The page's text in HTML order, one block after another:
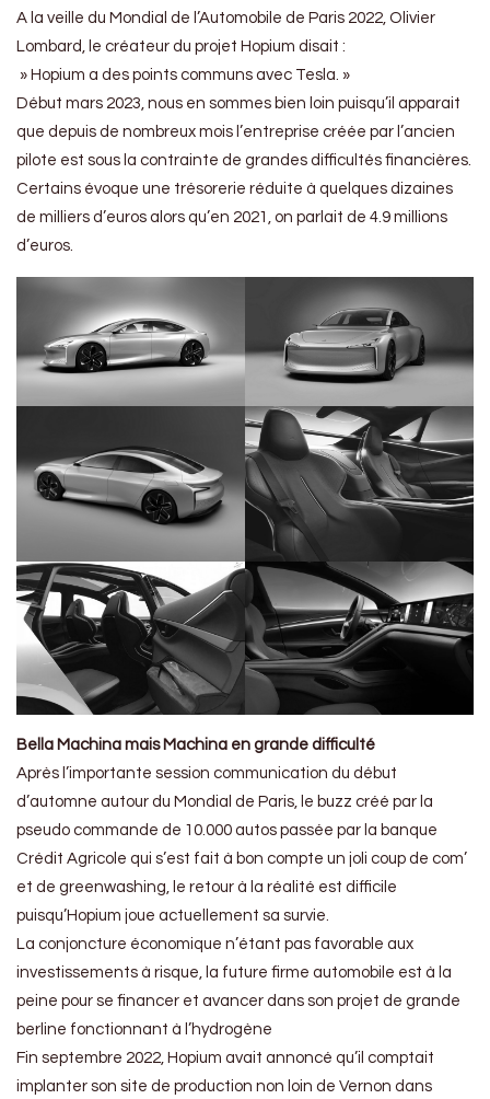
A la veille du Mondial de l’Automobile de Paris 2022, Olivier
Lombard, le créateur du projet Hopium disait :
» Hopium a des points communs avec Tesla. »
Début mars 2023, nous en sommes bien loin puisqu’il apparait
que depuis de nombreux mois l’entreprise créée par l’ancien
pilote est sous la contrainte de grandes difficultés financières.
Certains évoque une trésorerie réduite à quelques dizaines
de milliers d’euros alors qu’en 2021, on parlait de 4.9 millions
d’euros.
Bella Machina mais Machina en grande difficulté
Après l’importante session communication du début
d’automne autour du Mondial de Paris, le buzz créé par la
pseudo commande de 10.000 autos passée par la banque
Crédit Agricole qui s’est fait à bon compte un joli coup de com’
et de greenwashing, le retour à la réalité est difficile
puisqu’Hopium joue actuellement sa survie.
La conjoncture économique n’étant pas favorable aux
investissements à risque, la future firme automobile est à la
peine pour se financer et avancer dans son projet de grande
berline fonctionnant à l’hydrogène
Fin septembre 2022, Hopium avait annoncé qu’il comptait
implanter son site de production non loin de Vernon dans